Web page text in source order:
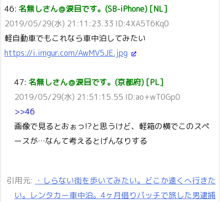
46: 名無しさん＠涙目です。(SB-iPhone) [NL]
2019/05/29(水) 21:11:23.33 ID:4XA5T6Kq0
軽自動車でもこれなら車中泊してみたい
https://i.imgur.com/AwMV5JE.jpg
47: 名無しさん＠涙目です。(京都府) [PL]
2019/05/29(水) 21:51:15.55 ID:ao+wT0Gp0
>>46
画像で見るとおぉっ!?と思うけど、軽箱の横でこのスペ
ースが…なんて考えるとげんなりする
引用元: ・しらない街を歩いてみたい。どこか遠くへ行きた
い。レンタカー車中泊。4ヶ月借りパッチで旅した男逮捕